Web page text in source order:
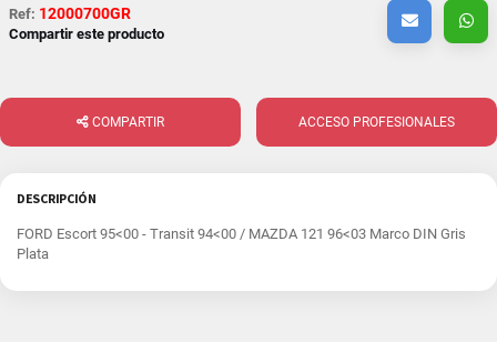
Ref: 12000700GR
Compartir este producto
COMPARTIR ACCESO PROFESIONALES
DESCRIPCIÓN
FORD Escort 95<00 - Transit 94<00 / MAZDA 121 96<03 Marco DIN Gris
Plata